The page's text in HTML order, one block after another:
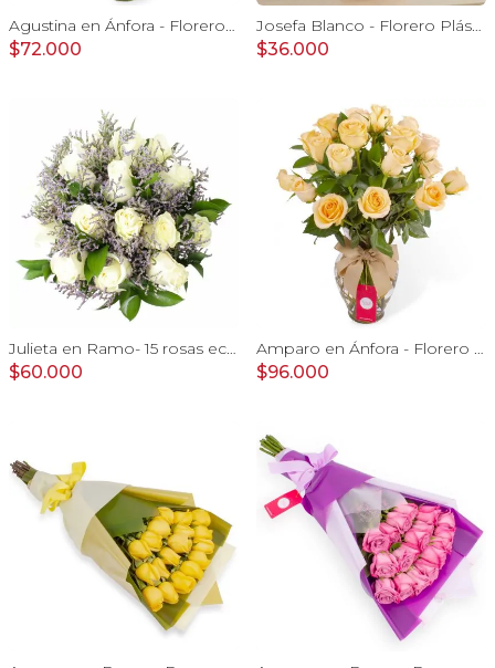
Agustina en Ánfora - Florero 18 rosas damasco y astromelias
$72.000
Josefa Blanco - Florero Plástico 9 rosas e hypericum
$36.000
Julieta en Ramo- 15 rosas ecuatorianas blanco y limonium
$60.000
Amparo en Ánfora - Florero 24 rosas ecuatorianas damasco
$96.000